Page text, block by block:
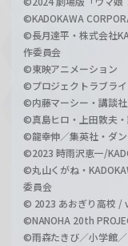
©KADOKAWA
©長月達平・株式会社
作委員会
©東映アニメーション
©プロジェクトラブラ
©内藤マーシー・講談
©真島ヒロ・上田敦夫
©龍幸伸／集英社・ダ
©2023 時雨沢恵一/
©丸山くがね・
委員会
© 2023 あおぎり高校 /
©NANOHA 20th
©雨森たきび／小学館